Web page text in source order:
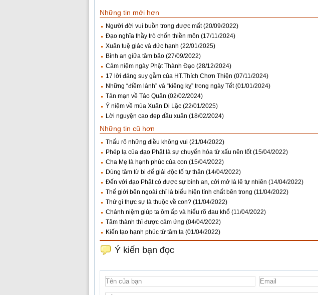
Những tin mới hơn
Người đời vui buồn trong được mất (20/09/2022)
Đạo nghĩa thầy trò chốn thiền môn (17/11/2024)
Xuân tuệ giác và đức hạnh (22/01/2025)
Bình an giữa tâm bão (27/09/2022)
Cảm niệm ngày Phật Thành Đạo (28/12/2024)
17 lời đáng suy gẫm của HT.Thích Chơn Thiện (07/11/2024)
Những “điềm lành” và “kiêng kỵ” trong ngày Tết (01/01/2024)
Tản mạn về Táo Quân (02/02/2024)
Ý niệm về mùa Xuân Di Lặc (22/01/2025)
Lời nguyện cao đẹp đầu xuân (18/02/2024)
Những tin cũ hơn
Thấu rõ những điều không vui (21/04/2022)
Phép lạ của đạo Phật là sự chuyển hóa từ xấu nên tốt (15/04/2022)
Cha Mẹ là hạnh phúc của con (15/04/2022)
Dùng tâm từ bi để giải độc tố tự thân (14/04/2022)
Ðến với đạo Phật có được sự bình an, cởi mở là lẽ tự nhiên (14/04/2022)
Thế giới bên ngoài chỉ là biểu hiện tính chất bên trong (11/04/2022)
Thứ gì thực sự là thuộc về con? (11/04/2022)
Chánh niệm giúp ta ôm ấp và hiểu rõ đau khổ (11/04/2022)
Tâm thành thì được cảm ứng (04/04/2022)
Kiến tạo hạnh phúc từ tâm ta (01/04/2022)
Ý kiến bạn đọc